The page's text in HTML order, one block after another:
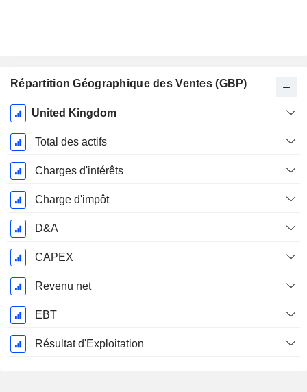
Répartition Géographique des Ventes (GBP)
Période
Fiscale:
Mars
United Kingdom
Total des actifs
Charges d'intérêts
Charge d'impôt
D&A
CAPEX
Revenu net
EBT
Résultat d'Exploitation